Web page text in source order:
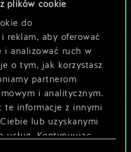
plików cookie
do
reklam, aby oferować
i analizować ruch w
o tym, jak korzystasz
partnerom
i analitycznym.
te informacje z innymi
lub uzyskanymi
usług. Kontynuując
jej
swoją strategię
talię